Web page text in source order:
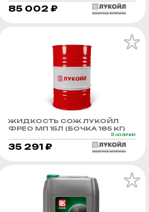
85 002 ₽
ЖИДКОСТЬ СОЖ ЛУКОЙЛ
ФРЕО МП 15Л (БОЧКА 185 КГ)
В наличии
35 291 ₽